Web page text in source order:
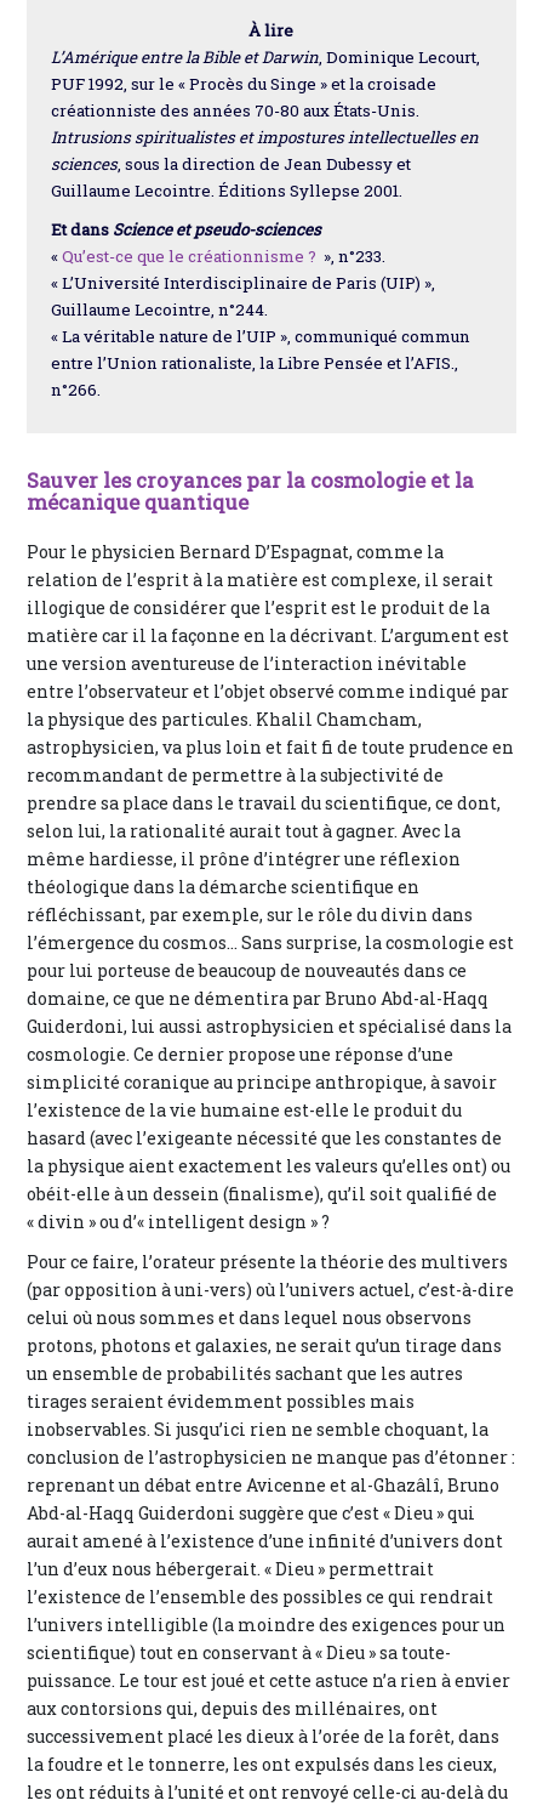
À lire
L’Amérique entre la Bible et Darwin, Dominique Lecourt,
PUF 1992, sur le « Procès du Singe » et la croisade
créationniste des années 70-80 aux États-Unis.
Intrusions spiritualistes et impostures intellectuelles en
sciences, sous la direction de Jean Dubessy et
Guillaume Lecointre. Éditions Syllepse 2001.
Et dans Science et pseudo-sciences
«Qu’est-ce que le créationnisme ? », n°233.
« L’Université Interdisciplinaire de Paris (UIP) »,
Guillaume Lecointre, n°244.
« La véritable nature de l’UIP », communiqué commun
entre l’Union rationaliste, la Libre Pensée et l’AFIS.,
n°266.
Sauver les croyances par la cosmologie et la
mécanique quantique
Pour le physicien Bernard D’Espagnat, comme la
relation de l’esprit à la matière est complexe, il serait
illogique de considérer que l’esprit est le produit de la
matière car il la façonne en la décrivant. L’argument est
une version aventureuse de l’interaction inévitable
entre l’observateur et l’objet observé comme indiqué par
la physique des particules. Khalil Chamcham,
astrophysicien, va plus loin et fait fi de toute prudence en
recommandant de permettre à la subjectivité de
prendre sa place dans le travail du scientifique, ce dont,
selon lui, la rationalité aurait tout à gagner. Avec la
même hardiesse, il prône d’intégrer une réflexion
théologique dans la démarche scientifique en
réfléchissant, par exemple, sur le rôle du divin dans
l’émergence du cosmos... Sans surprise, la cosmologie est
pour lui porteuse de beaucoup de nouveautés dans ce
domaine, ce que ne démentira par Bruno Abd-al-Haqq
Guiderdoni, lui aussi astrophysicien et spécialisé dans la
cosmologie. Ce dernier propose une réponse d’une
simplicité coranique au principe anthropique, à savoir
l’existence de la vie humaine est-elle le produit du
hasard (avec l’exigeante nécessité que les constantes de
la physique aient exactement les valeurs qu’elles ont) ou
obéit-elle à un dessein (finalisme), qu’il soit qualifié de
« divin » ou d’« intelligent design » ?
Pour ce faire, l’orateur présente la théorie des multivers
(par opposition à uni-vers) où l’univers actuel, c’est-à-dire
celui où nous sommes et dans lequel nous observons
protons, photons et galaxies, ne serait qu’un tirage dans
un ensemble de probabilités sachant que les autres
tirages seraient évidemment possibles mais
inobservables. Si jusqu’ici rien ne semble choquant, la
conclusion de l’astrophysicien ne manque pas d’étonner :
reprenant un débat entre Avicenne et al-Ghazâlî, Bruno
Abd-al-Haqq Guiderdoni suggère que c’est « Dieu » qui
aurait amené à l’existence d’une infinité d’univers dont
l’un d’eux nous hébergerait. « Dieu » permettrait
l’existence de l’ensemble des possibles ce qui rendrait
l’univers intelligible (la moindre des exigences pour un
scientifique) tout en conservant à « Dieu » sa toute-
puissance. Le tour est joué et cette astuce n’a rien à envier
aux contorsions qui, depuis des millénaires, ont
successivement placé les dieux à l’orée de la forêt, dans
la foudre et le tonnerre, les ont expulsés dans les cieux,
les ont réduits à l’unité et ont renvoyé celle-ci au-delà du